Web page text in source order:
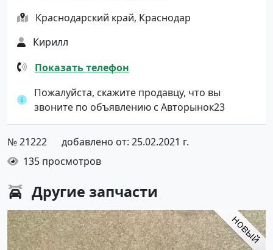
Краснодарский край, Краснодар
Кирилл
Показать телефон
Пожалуйста, скажите продавцу, что вы
звоните по объявлению с Авторынок23
№ 21222
добавлено от: 25.02.2021 г.
135 просмотров
Другие запчасти